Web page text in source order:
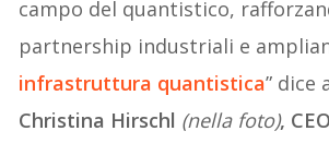
campo del quantistico,
partnership industriali e
infrastruttura quantistica” dice
Christina Hirschl (nella foto),